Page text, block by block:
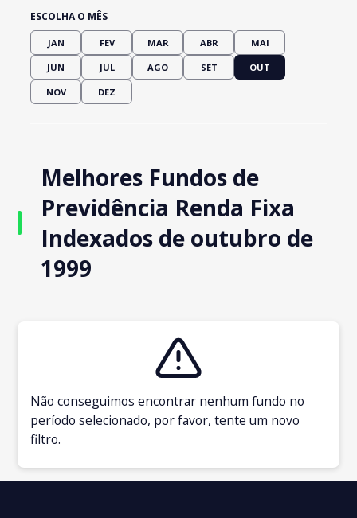
ESCOLHA O MÊS
JAN FEV MAR ABR MAI
JUN JUL AGO SET OUT
NOV DEZ
Melhores Fundos de
Previdência Renda Fixa
Indexados de outubro de
1999
Não conseguimos encontrar nenhum fundo no
período selecionado, por favor, tente um novo
filtro.